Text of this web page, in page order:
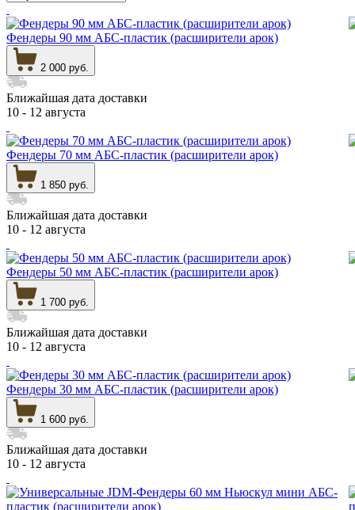
Фендеры 90 мм АБС-пластик (расширители арок)
2 000 руб.
Ближайшая дата доставки
10 - 12 августа
Фендеры 70 мм АБС-пластик (расширители арок)
1 850 руб.
Ближайшая дата доставки
10 - 12 августа
Фендеры 50 мм АБС-пластик (расширители арок)
1 700 руб.
Ближайшая дата доставки
10 - 12 августа
Фендеры 30 мм АБС-пластик (расширители арок)
1 600 руб.
Ближайшая дата доставки
10 - 12 августа